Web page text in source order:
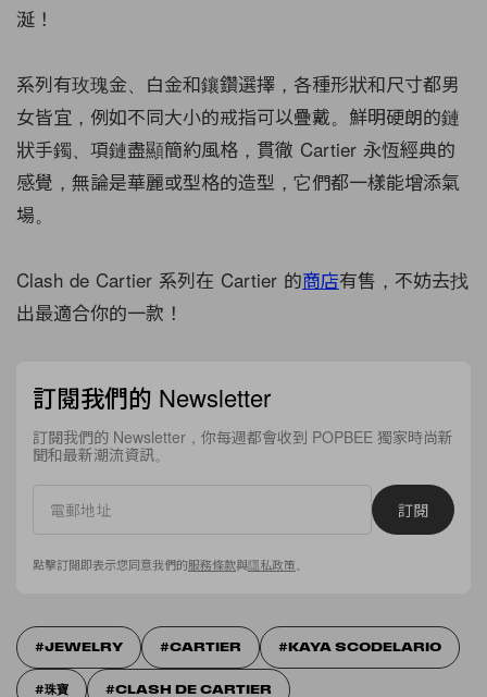
涎！
系列有玫瑰金、白金和鑲鑽選擇，各種形狀和尺寸都男
女皆宜，例如不同大小的戒指可以疊戴。鮮明硬朗的鏈
狀手鐲、項鏈盡顯簡約風格，貫徹 Cartier 永恆經典的
感覺，無論是華麗或型格的造型，它們都一樣能增添氣
場。
Clash de Cartier 系列在 Cartier 的商店有售，不妨去找
出最適合你的一款！
訂閱我們的 Newsletter
訂閱我們的 Newsletter，你每週都會收到 POPBEE 獨家時尚新
聞和最新潮流資訊。
訂閱
點擊訂閱即表示您同意我們的服務條款與隱私政策
JEWELRY CARTIER KAYA SCODELARIO
珠寶 CLASH DE CARTIER